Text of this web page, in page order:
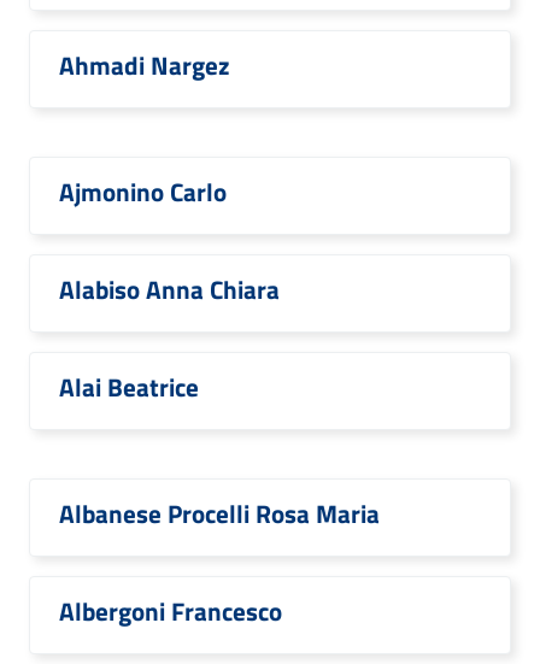
Ahmadi Nargez
Ajmonino Carlo
Alabiso Anna Chiara
Alai Beatrice
Albanese Procelli Rosa Maria
Albergoni Francesco